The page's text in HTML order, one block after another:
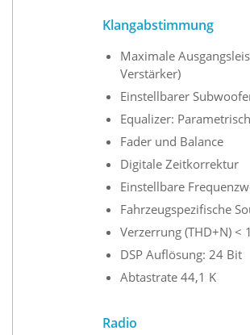
Klangabstimmung
Maximale
Verstärker)
Einstellbarer
Equalizer:
Fader und Balance
Digitale Zeitkorrektur
Einstellbare
Fahrzeugspezifische
Verzerrung (THD+N) <
DSP Auflösung: 24 Bit
Abtastrate 44,1 K
Radio